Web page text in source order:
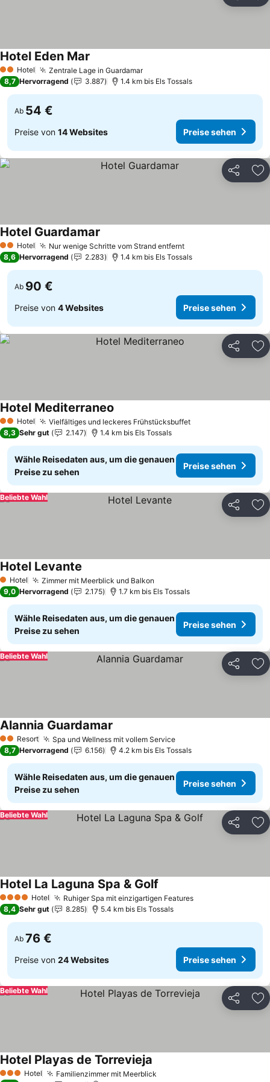
2 Sterne
Hotel Zentrale Lage in Guardamar
Hotel Eden Mar
8,7 Hervorragend 3.887 1.4 km bis Els Tossals
Ab 54 €
Preise von 14 Websites Preise sehen
Teilen
2 Sterne
Hotel Nur wenige Schritte vom Strand entfernt
Hotel Guardamar
8,6 Hervorragend 2.283 1.4 km bis Els Tossals
Ab 90 €
Preise von 4 Websites Preise sehen
Teilen
2 Sterne
Hotel Vielfältiges und leckeres Frühstücksbuffet
Hotel Mediterraneo
8,3 Sehr gut 2.147 1.4 km bis Els Tossals
Wähle Reisedaten aus, um die genauen
Preise zu sehen
Preise sehen
Teilen
Beliebte Wahl
1 Sterne
Hotel Zimmer mit Meerblick und Balkon
Hotel Levante
9,0 Hervorragend 2.175 1.7 km bis Els Tossals
Wähle Reisedaten aus, um die genauen
Preise zu sehen
Preise sehen
Teilen
Beliebte Wahl
2 SterneResort Spa und Wellness mit vollem Service
Alannia Guardamar
8,7 Hervorragend 6.156 4.2 km bis Els Tossals
Wähle Reisedaten aus, um die genauen
Preise zu sehen
Preise sehen
Teilen
Beliebte Wahl
4 Sterne Hotel Ruhiger Spa mit einzigartigen Features
Hotel La Laguna Spa & Golf
8,4 Sehr gut 8.285 5.4 km bis Els Tossals
Ab 76 €
Preise von 24 Websites Preise sehen
Teilen
Beliebte Wahl
3 SterneHotel Familienzimmer mit Meerblick
Hotel Playas de Torrevieja